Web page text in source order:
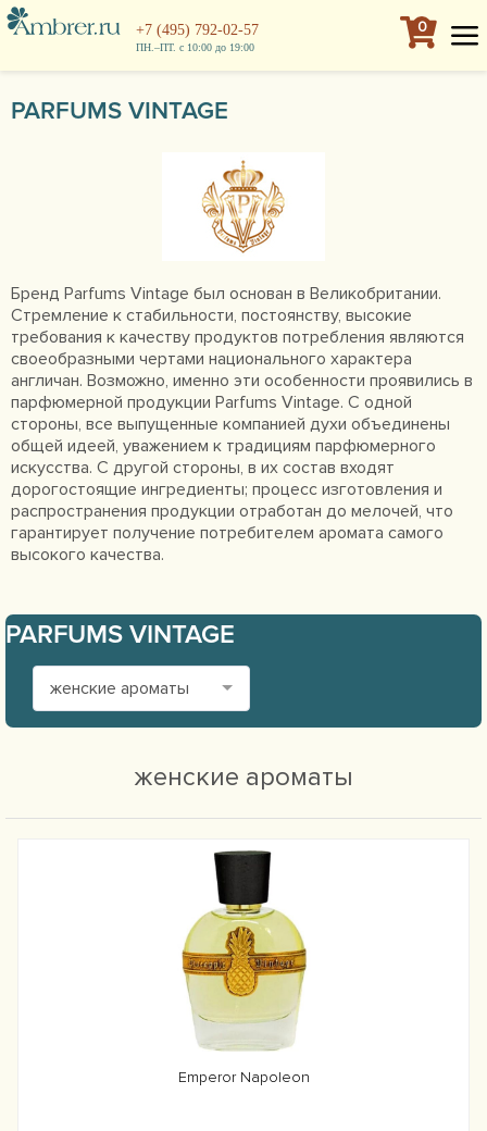
+7 (495) 792-02-57
ПН.–ПТ. с 10:00 до 19:00
0
PARFUMS VINTAGE
Бренд Parfums Vintage был основан в Великобритании.
Стремление к стабильности, постоянству, высокие
требования к качеству продуктов потребления являются
своеобразными чертами национального характера
англичан. Возможно, именно эти особенности проявились в
парфюмерной продукции Parfums Vintage. С одной
стороны, все выпущенные компанией духи объединены
общей идеей, уважением к традициям парфюмерного
искусства. С другой стороны, в их состав входят
дорогостоящие ингредиенты; процесс изготовления и
распространения продукции отработан до мелочей, что
гарантирует получение потребителем аромата самого
высокого качества.
PARFUMS VINTAGE
женские ароматы
женские ароматы
Emperor Napoleon